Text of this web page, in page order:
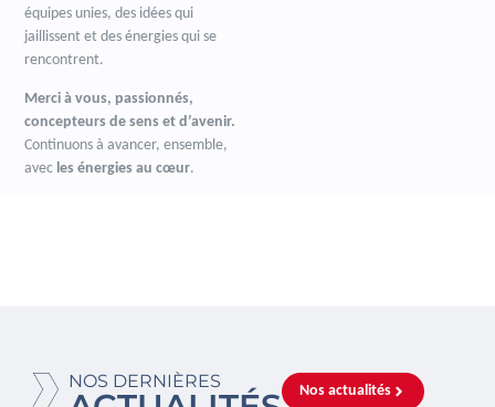
équipes unies, des idées qui
jaillissent et des énergies qui se
rencontrent.
Merci à vous, passionnés,
concepteurs de sens et d’avenir.
Continuons à avancer, ensemble,
avec les énergies au cœur.
NOS DERNIÈRES Nos actualités